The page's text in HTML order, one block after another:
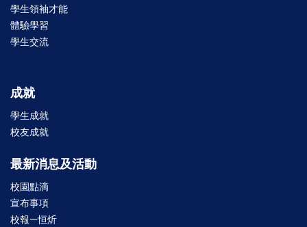
學生領袖才能
體驗學習
學生交流
成就
學生成就
校友成就
最新消息及活動
校園點滴
宣布事項
校報—恒炘